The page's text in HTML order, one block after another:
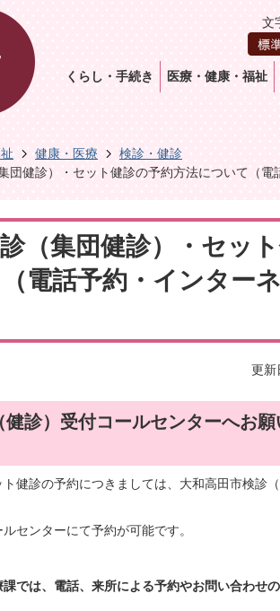
文
くらし・手続き 医療・健康・福祉
健康・医療
検診・健診
団健診）・セット健診の予約方法について（電
（集団健診）・セッ
電話予約・インター
更新
診）受付コールセンターへお願
健診の予約につきましては、大和高田市検診
センターにて予約が可能です。
では、電話、来所による予約やお問い合わせ